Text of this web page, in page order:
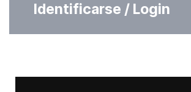
Identificarse / Login